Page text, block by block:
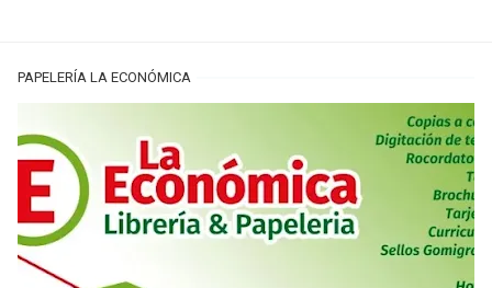
PAPELERÍA LA ECONÓMICA